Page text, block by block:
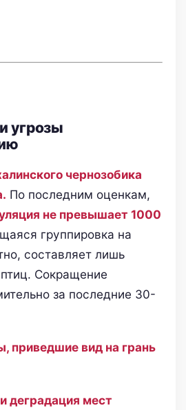
угрозы
чернозобика
По последним оценкам,
не превышает 1000
группировка на
составляет лишь
Сокращение
за последние 30-
приведшие вид на грань
деградация мест